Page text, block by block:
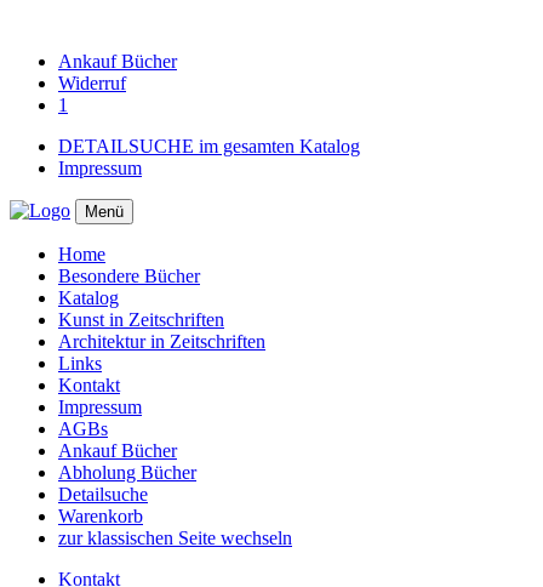
AnkaufBücher
Widerruf
1
DETAILSUCHE im gesamten Katalog
Impressum
Menü
Home
Besondere Bücher
Katalog
Kunst in Zeitschriften
Architektur in Zeitschriften
Links
Kontakt
Impressum
AGBs
Ankauf Bücher
Abholung Bücher
Detailsuche
Warenkorb
zur klassischen Seite wechseln
Kontakt